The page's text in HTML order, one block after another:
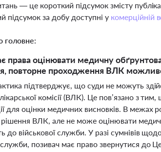
— це короткий підсумок змісту
підсумок за добу доступні у комерційній
головне:
права оцінювати медичну
повторне проходження ВЛК
підтверджує, що суди не можуть
комісії (ВЛК). Це пов’язано з
для оцінки медичних висновків. В межах
ВЛК, але не може оцінювати
до військової служби. У разі сумнівів
служби, позивач має право звернутися до